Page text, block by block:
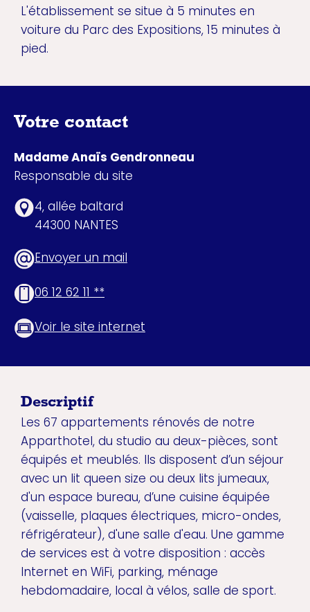
L'établissement se situe à 5 minutes en
voiture du Parc des Expositions, 15 minutes à
pied.
Votre contact
Madame Anaïs Gendronneau
Responsable du site
4, allée baltard
44300 NANTES
Envoyer un mail
06 12 62 11 **
Voir le site internet
Descriptif
Les 67 appartements rénovés de notre
Apparthotel, du studio au deux-pièces, sont
équipés et meublés. Ils disposent d’un séjour
avec un lit queen size ou deux lits jumeaux,
d'un espace bureau, d’une cuisine équipée
(vaisselle, plaques électriques, micro-ondes,
réfrigérateur), d'une salle d'eau. Une gamme
de services est à votre disposition : accès
Internet en WiFi, parking, ménage
hebdomadaire, local à vélos, salle de sport.